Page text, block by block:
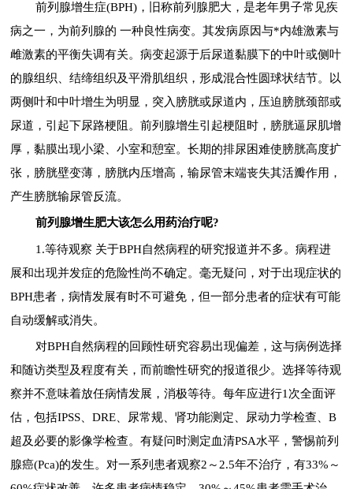
前列腺增生症(BPH)，旧称前列腺肥大，是老年男子常见疾
病之一，为前列腺的 一种良性病变。其发病原因与*内雄激素与
雌激素的平衡失调有关。病变起源于后尿道黏膜下的中叶或侧叶
的腺组织、结缔组织及平滑肌组织，形成混合性圆球状结节。以
两侧叶和中叶增生为明显，突入膀胱或尿道内，压迫膀胱颈部或
尿道，引起下尿路梗阻。前列腺增生引起梗阻时，膀胱逼尿肌增
厚，黏膜出现小梁、小室和憩室。长期的排尿困难使膀胱高度扩
张，膀胱壁变薄，膀胱内压增高，输尿管末端丧失其活瓣作用，
产生膀胱输尿管反流。
前列腺增生肥大该怎么用药治疗呢?
1.等待观察 关于BPH自然病程的研究报道并不多。病程进
展和出现并发症的危险性尚不确定。毫无疑问，对于出现症状的
BPH患者，病情发展有时不可避免，但一部分患者的症状有可能
自动缓解或消失。
对BPH自然病程的回顾性研究容易出现偏差，这与病例选择
和随访类型及程度有关，而前瞻性研究的报道很少。选择等待观
察并不意味着放任病情发展，消极等待。每年应进行1次全面评
估，包括IPSS、DRE、尿常规、肾功能测定、尿动力学检查、B
超及必要的影像学检查。有疑问时测定血清PSA水平，警惕前列
腺癌(Pca)的发生。对一系列患者观察2～2.5年不治疗，有33%～